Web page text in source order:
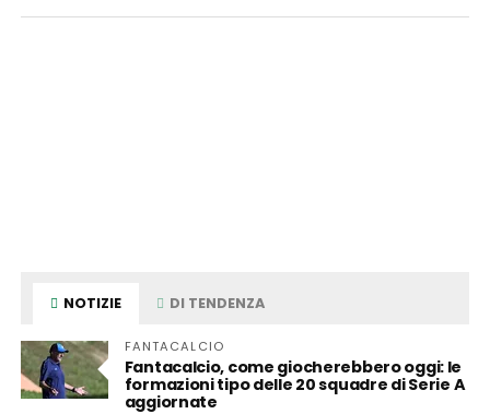
NOTIZIE DI TENDENZA
FANTACALCIO
Fantacalcio, come giocherebbero oggi: le
formazioni tipo delle 20 squadre di Serie A
aggiornate